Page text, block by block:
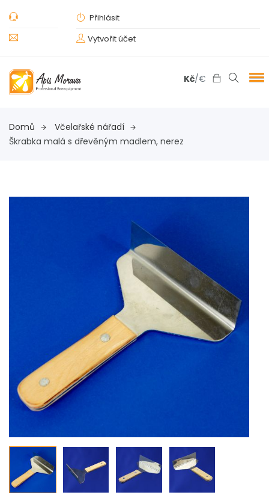
Přihlásit
Vytvořit účet
Kč/€
Domů
Včelařské nářadí
Škrabka malá s dřevěným madlem, nerez